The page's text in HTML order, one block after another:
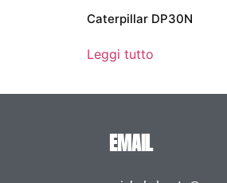
Caterpillar DP30N
Leggi tutto
EMAIL